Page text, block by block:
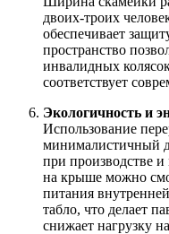
двоих-троих
обеспечивает
пространство
инвалидных
соответствует
Экологичность и
Использование
минималистичный
при производстве
на крыше можно
питания
табло, что делает
снижает нагрузку